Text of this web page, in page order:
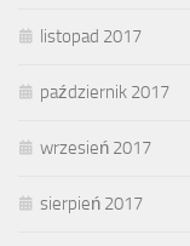
listopad 2017
październik 2017
wrzesień 2017
sierpień 2017